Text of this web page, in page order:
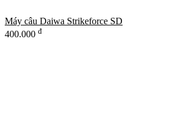
Máy câu Daiwa Strikeforce SD
400.000 đ